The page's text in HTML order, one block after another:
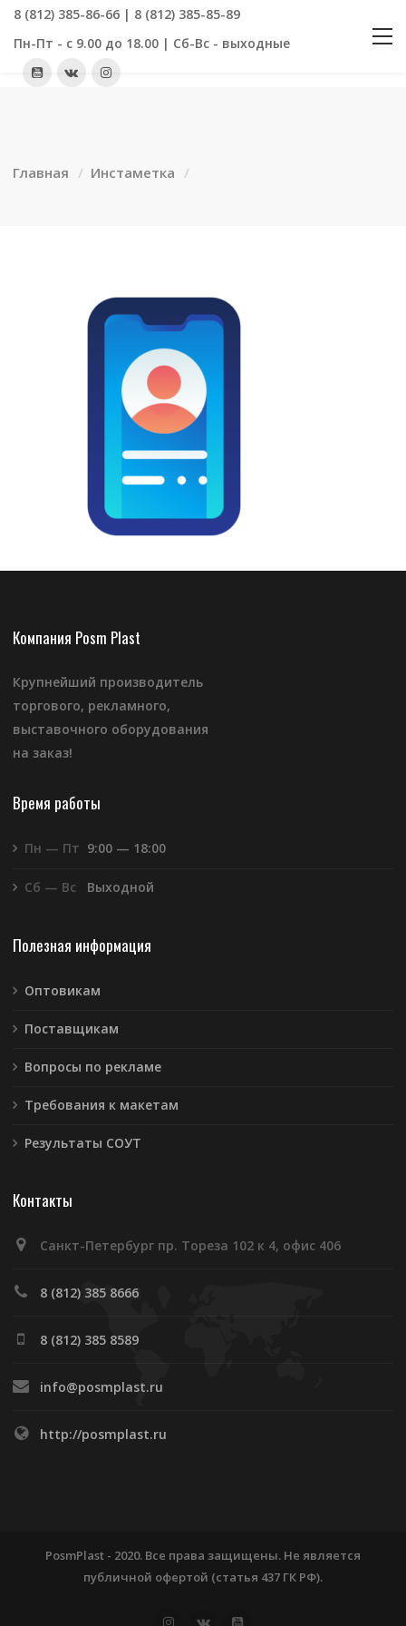
8 (812) 385-86-66 | 8 (812) 385-85-89
Пн-Пт - с 9.00 до 18.00 | Сб-Вс - выходные
Главная Инстаметка
Компания Posm Plast
Крупнейший производитель
торгового, рекламного,
выставочного оборудования
на заказ!
Время работы
Пн — Пт 9:00 — 18:00
Сб — Вс Выходной
Полезная информация
Оптовикам
Поставщикам
Вопросы по рекламе
Требования к макетам
Результаты СОУТ
Контакты
Санкт-Петербург пр. Тореза 102 к 4, офис 406
8 (812) 385 8666
8 (812) 385 8589
info@posmplast.ru
http://posmplast.ru
PosmPlast - 2020. Все права защищены. Не является
публичной офертой (статья 437 ГК РФ).